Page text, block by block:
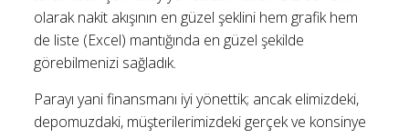
olarak nakit akışının en güzel şeklini hem grafik hem
de liste (Excel) mantığında en güzel şekilde
görebilmenizi sağladık.
Parayı yani finansmanı iyi yönettik; ancak elimizdeki,
depomuzdaki, müşterilerimizdeki gerçek ve konsinye